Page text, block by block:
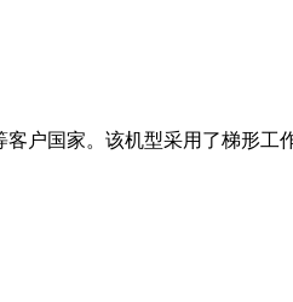
户国家。该机型采用了梯形